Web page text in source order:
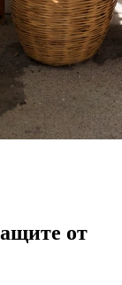
от